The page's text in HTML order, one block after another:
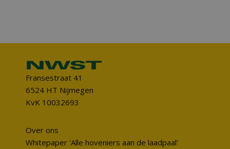
Fransestraat 41
6524 HT Nijmegen
KvK 10032693
Over ons
Whitepaper 'Alle hoveniers aan de laadpaal'